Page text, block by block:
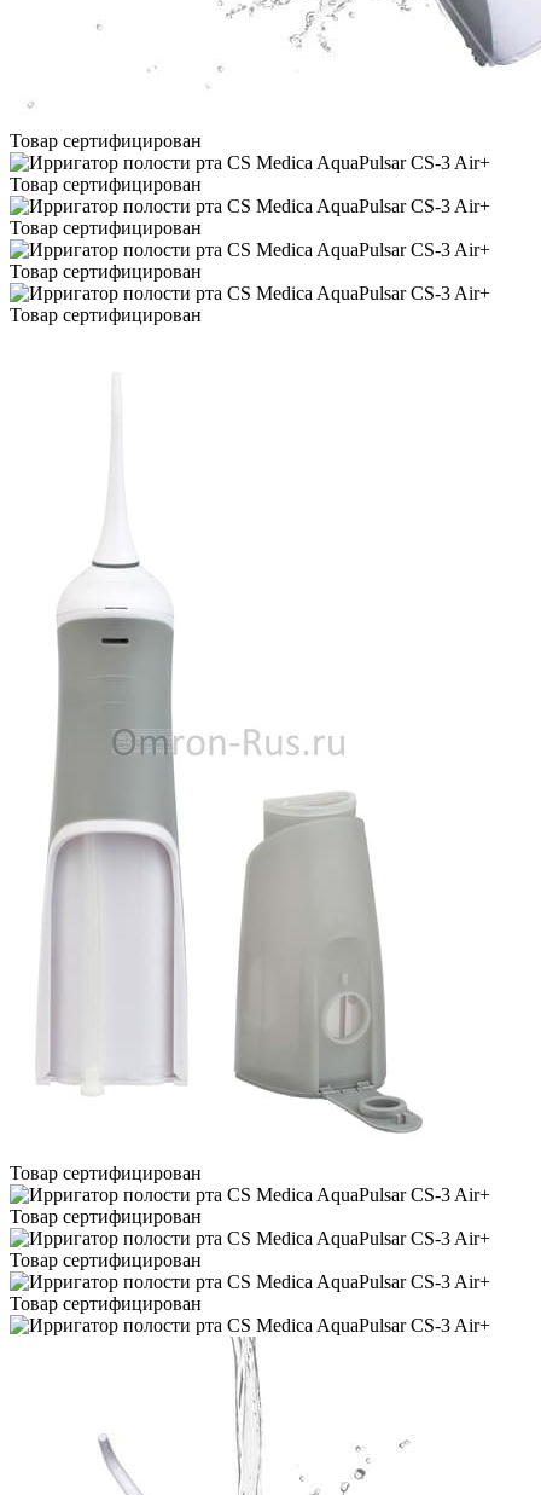
Товар сертифицирован
Товар сертифицирован
Товар сертифицирован
Товар сертифицирован
Товар сертифицирован
Товар сертифицирован
Товар сертифицирован
Товар сертифицирован
Товар сертифицирован